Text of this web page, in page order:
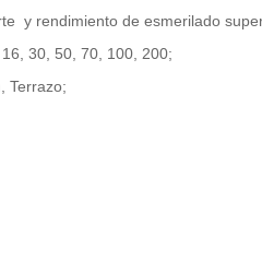
y rendimiento de esmerilado
30, 50, 70, 100, 200;
Terrazo;